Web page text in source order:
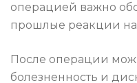
операцией важно
прошлые реакции на
После операции
болезненность и